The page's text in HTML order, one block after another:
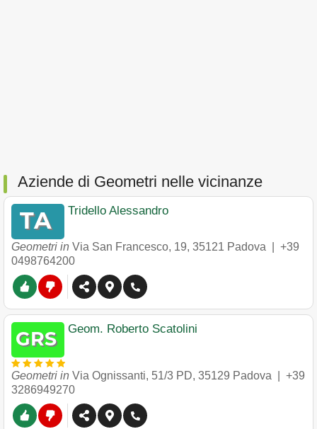
Aziende di Geometri nelle vicinanze
Tridello Alessandro
Geometri in Via San Francesco, 19, 35121 Padova
+39
0498764200
Geom. Roberto Scatolini
Geometri in Via Ognissanti, 51/3 PD, 35129 Padova
+39
3286949270